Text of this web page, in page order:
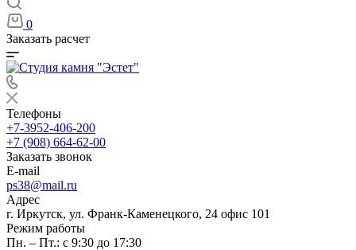
0
Заказать расчет
Телефоны
+7-3952-406-200
+7 (908) 664-62-00
Заказать звонок
E-mail
ps38@mail.ru
Адрес
г. Иркутск, ул. Франк-Каменецкого, 24 офис 101
Режим работы
Пн. – Пт.: с 9:30 до 17:30